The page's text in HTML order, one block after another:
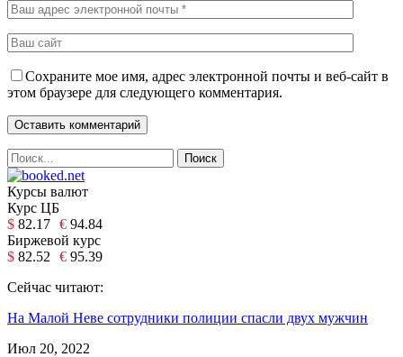
Сохраните мое имя, адрес электронной почты и веб-сайт в
этом браузере для следующего комментария.
Курсы валют
Курс ЦБ
$ 82.17 € 94.84
Биржевой курс
$ 82.52 € 95.39
Сейчас читают:
На Малой Неве сотрудники полиции спасли двух мужчин
Июл 20, 2022